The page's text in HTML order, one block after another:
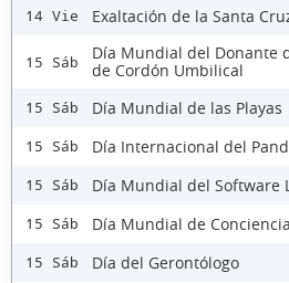
14 Vie Exaltación de la Santa
15 Sáb
Día Mundial del Donante
de Cordón Umbilical
15 Sáb Día Mundial de las Playas
15 Sáb Día Internacional del
15 Sáb Día Mundial del Software
15 Sáb Día Mundial de
15 Sáb Día del Gerontólogo